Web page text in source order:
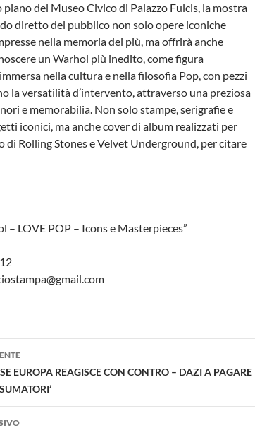
del Museo Civico di Palazzo Fulcis, la mostra
diretto del pubblico non solo opere iconiche
nella memoria dei più, ma offrirà anche
un Warhol più inedito, come figura
nella cultura e nella filosofia Pop, con pezzi
la versatilità d’intervento, attraverso una preziosa
e memorabilia. Non solo stampe, serigrafie e
iconici, ma anche cover di album realizzati per
di Rolling Stones e Velvet Underground, per citare
– LOVE POP – Icons e Masterpieces”
EUROPA REAGISCE CON CONTRO – DAZI A PAGARE